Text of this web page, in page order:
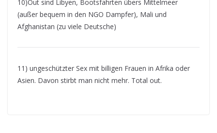
10)Out sind Libyen, Bootsfahrten übers Mittelmeer
(außer bequem in den NGO Dampfer), Mali und
Afghanistan (zu viele Deutsche)
11) ungeschützter Sex mit billigen Frauen in Afrika oder
Asien. Davon stirbt man nicht mehr. Total out.